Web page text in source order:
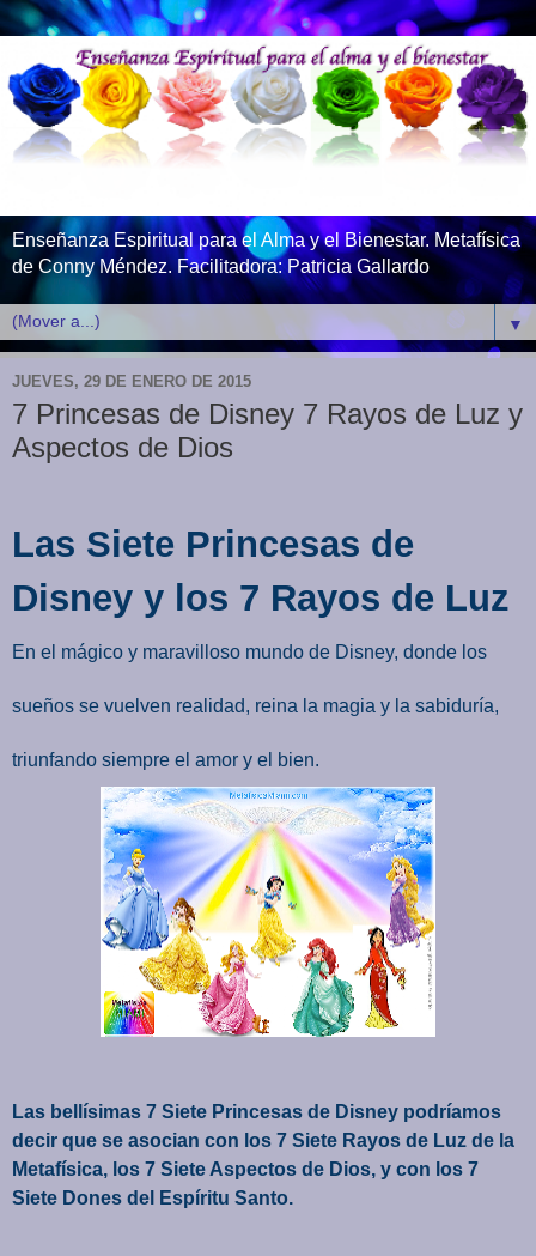
Enseñanza Espiritual para el Alma y el Bienestar. Metafísica
de Conny Méndez. Facilitadora: Patricia Gallardo
▼
JUEVES, 29 DE ENERO DE 2015
7 Princesas de Disney 7 Rayos de Luz y
Aspectos de Dios
Las Siete Princesas de
Disney y los 7 Rayos de Luz
En el mágico y maravilloso mundo de Disney, donde los
sueños se vuelven realidad, reina la magia y la sabiduría,
triunfando siempre el amor y el bien.
Las bellísimas 7 Siete Princesas de Disney podríamos
decir que se asocian con los 7 Siete Rayos de Luz de la
Metafísica, los 7 Siete Aspectos de Dios, y con los 7
Siete Dones del Espíritu Santo.